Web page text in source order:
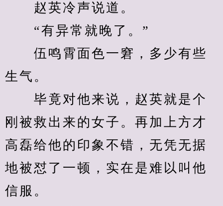
赵英冷声说道。
“有异常就晚了。”
伍鸣霄面色一窘，多少有些
生气。
毕竟对他来说，赵英就是个
刚被救出来的女子。再加上方才
高磊给他的印象不错，无凭无据
地被怼了一顿，实在是难以叫他
信服。